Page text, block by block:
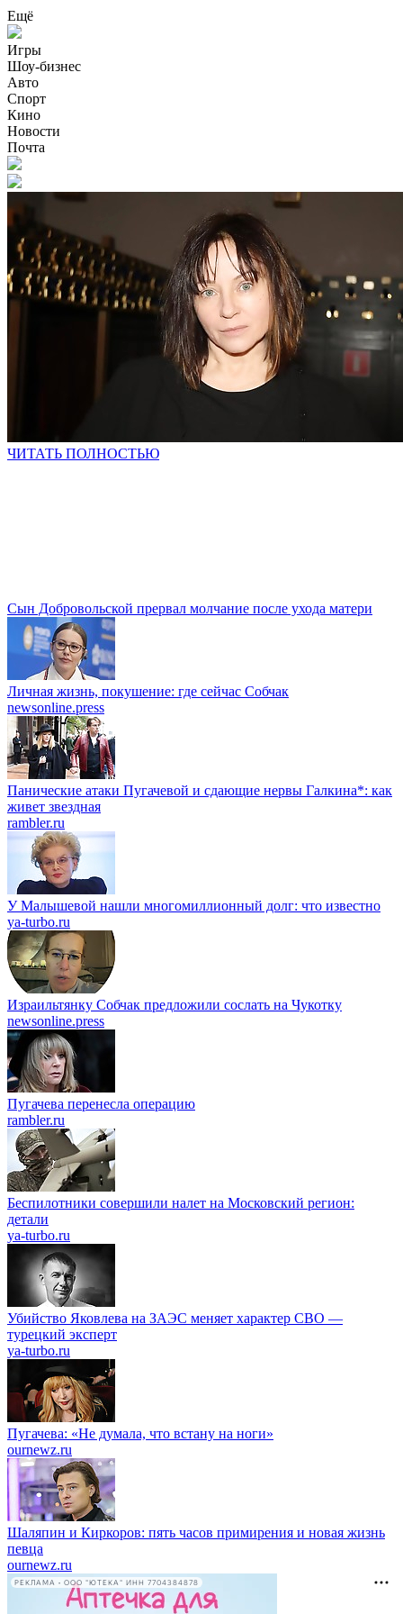
Ещё
Игры
Шоу-бизнес
Авто
Спорт
Кино
Новости
Почта
ЧИТАТЬ ПОЛНОСТЬЮ
Сын Добровольской прервал молчание после ухода матери
Личная жизнь, покушение: где сейчас Собчак
newsonline.press
Панические атаки Пугачевой и сдающие нервы Галкина*: как
живет звездная
rambler.ru
У Малышевой нашли многомиллионный долг: что известно
ya-turbo.ru
Израильтянку Собчак предложили сослать на Чукотку
newsonline.press
Пугачева перенесла операцию
rambler.ru
Беспилотники совершили налет на Московский регион:
детали
ya-turbo.ru
Убийство Яковлева на ЗАЭС меняет характер СВО —
турецкий эксперт
ya-turbo.ru
Пугачева: «Не думала, что встану на ноги»
ournewz.ru
Шаляпин и Киркоров: пять часов примирения и новая жизнь
певца
ournewz.ru
РЕКЛАМА • ООО "ЮТЕКА" ИНН 7704384878